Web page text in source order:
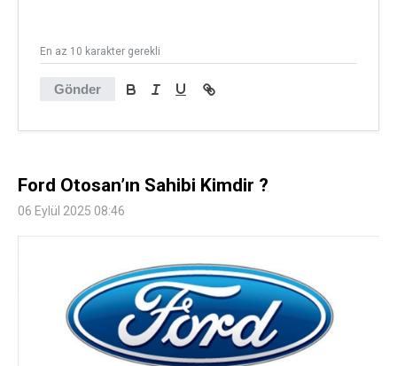
Gönder
En az 10 karakter gerekli
Ford Otosan’ın Sahibi Kimdir ?
06 Eylül 2025 08:46